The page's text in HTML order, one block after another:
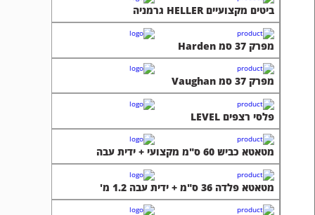
ביטים מקצועיים HELLER גרמניה
מפרק 37 סמ Harden
מפרק 37 סמ Vaughan
פלסי רצפים LEVEL
מטאטא כביש 60 ס"מ מקצועי + ידית עבה
מטאטא פלדה 36 ס"מ + ידית עבה 1.2 מ'